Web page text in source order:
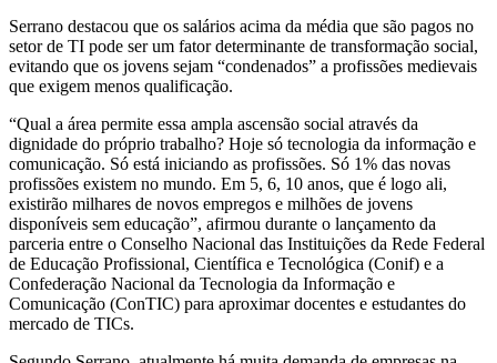
Serrano destacou que os salários acima da média que são pagos no
setor de TI pode ser um fator determinante de transformação social,
evitando que os jovens sejam “condenados” a profissões medievais
que exigem menos qualificação.
“Qual a área permite essa ampla ascensão social através da
dignidade do próprio trabalho? Hoje só tecnologia da informação e
comunicação. Só está iniciando as profissões. Só 1% das novas
profissões existem no mundo. Em 5, 6, 10 anos, que é logo ali,
existirão milhares de novos empregos e milhões de jovens
disponíveis sem educação”, afirmou durante o lançamento da
parceria entre o Conselho Nacional das Instituições da Rede Federal
de Educação Profissional, Científica e Tecnológica (Conif) e a
Confederação Nacional da Tecnologia da Informação e
Comunicação (ConTIC) para aproximar docentes e estudantes do
mercado de TICs.